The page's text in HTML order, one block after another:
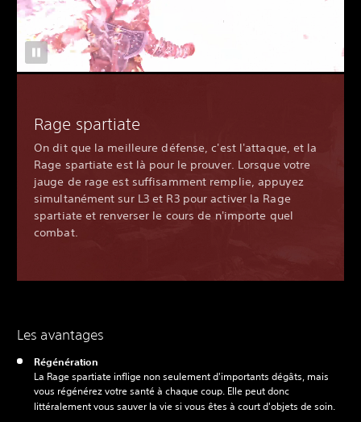
Rage spartiate
On dit que la meilleure défense, c'est l'attaque, et la
Rage spartiate est là pour le prouver. Lorsque votre
jauge de rage est suffisamment remplie, appuyez
simultanément sur L3 et R3 pour activer la Rage
spartiate et renverser le cours de n'importe quel
combat.
Les avantages
Régénération
La Rage spartiate inflige non seulement d'importants dégâts, mais
vous régénérez votre santé à chaque coup. Elle peut donc
littéralement vous sauver la vie si vous êtes à court d'objets de soin.